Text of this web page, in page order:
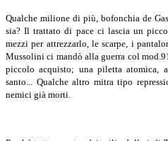
Qualche milione di più, bofonchia de
sia? Il trattato di pace ci lascia un
mezzi per attrezzarlo, le scarpe, i
Mussolini ci mandò alla guerra col
piccolo acquisto; una piletta atomica,
santo... Qualche altro mitra tipo
nemici già morti.